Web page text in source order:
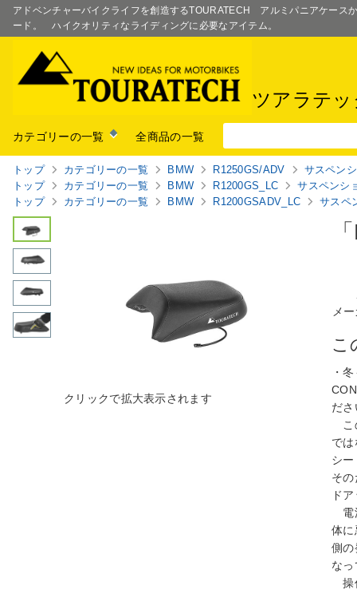
アドベンチャーバイクライフを創造するTOURATECH アルミパニアケース
ード。 ハイクオリティなライディングに必要なアイテム。
ツアラテ
カテゴリーの一覧 全商品の一覧
トップ カテゴリーの一覧 BMW R1250GS/ADV
サスペン
トップ
カテゴリーの一覧 BMW R1200GS_LC
サスペンシ
トップ
カテゴリーの一覧 BMW R1200GSADV_LC サスペ
メ
こ
・
だ
こ
で
シ
そ
ド
電
体に
側の
な
操